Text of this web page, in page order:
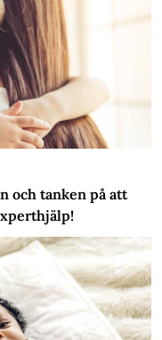
och tanken på att